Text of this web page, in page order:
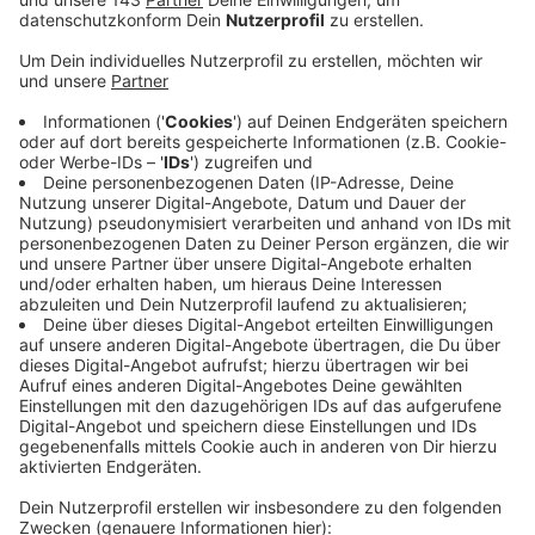
"IndustrieInsekten"
Es gibt immer weniger Insekten – allerdings sind
die Tiere unverzichtbar für ein funktionierendes
Veröffentlicht:Mittwoch, 18.05.2022 15:36
Anzeige
Um auf das Problem aufmerksam zu machen und für
das Thema Insekten zu begeistern, plant das LWL-
Industriemuseum Henrichshütte in Hattungen eine
Wanderausstellung zum Thema „IndustrieInsekten“.
Dafür stellt die NRW-Stiftung dem Förderverein
Industriemuseum Henrichshütte bis zu 50.000 Euro zur
Verfügung. Der Förderbescheid ist gestern übergeben
worden.